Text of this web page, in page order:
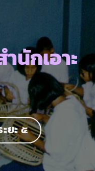
นักเอาะ
ะยะ ๕